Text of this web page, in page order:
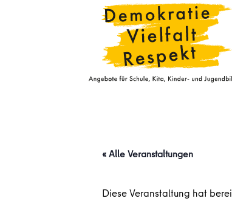
« Alle Veranstaltungen
Diese Veranstaltung hat